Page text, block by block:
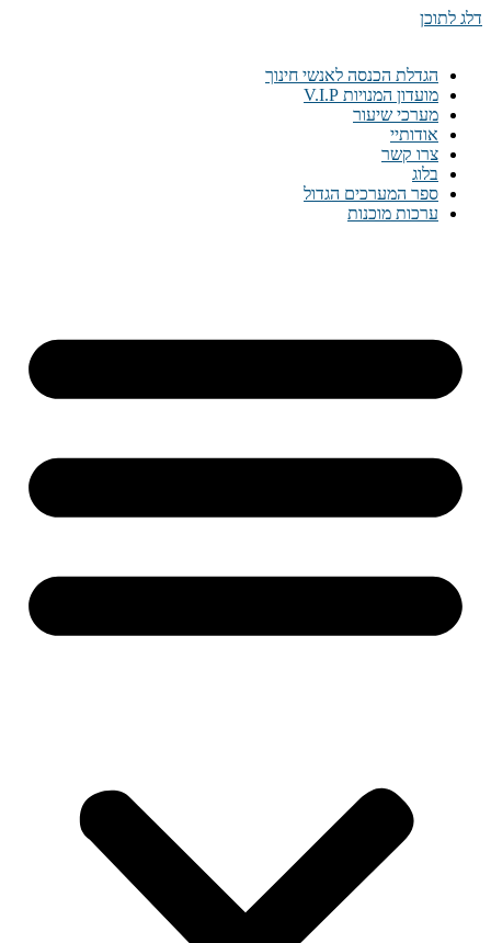
דלג לתוכן
הגדלת הכנסה לאנשי חינוך
מועדון המנויות V.I.P
מערכי שיעור
אודותיי
צרו קשר
בלוג
ספר המערכים הגדול
ערכות מוכנות